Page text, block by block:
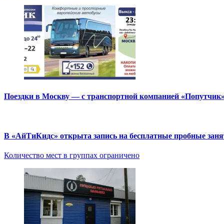
Поездки в Москву — с транспортной компанией «Попутчик»
В «АйТиКидс» открыта запись на бесплатные пробные
Количество мест в группах ограничено